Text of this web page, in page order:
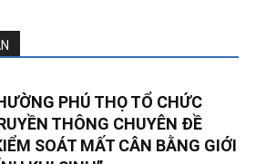
PHÚ THỌ TỔ CHỨC
THÔNG CHUYÊN ĐỀ
SOÁT MẤT CÂN BẰNG GIỚI